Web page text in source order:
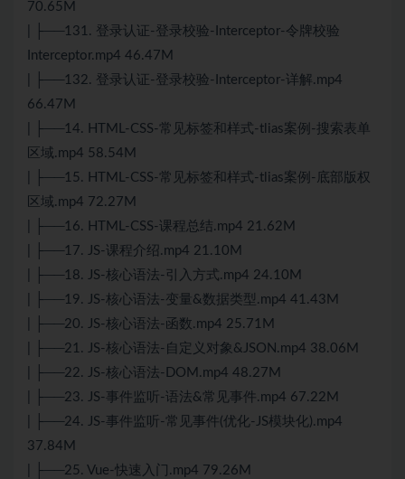
70.65M
| ├──131. 登录认证-登录校验-Interceptor-令牌校验
Interceptor.mp4 46.47M
| ├──132. 登录认证-登录校验-Interceptor-详解.mp4
66.47M
| ├──14. HTML-CSS-常见标签和样式-tlias案例-搜索表单
区域.mp4 58.54M
| ├──15. HTML-CSS-常见标签和样式-tlias案例-底部版权
区域.mp4 72.27M
| ├──16. HTML-CSS-课程总结.mp4 21.62M
| ├──17. JS-课程介绍.mp4 21.10M
| ├──18. JS-核心语法-引入方式.mp4 24.10M
| ├──19. JS-核心语法-变量&数据类型.mp4 41.43M
| ├──20. JS-核心语法-函数.mp4 25.71M
| ├──21. JS-核心语法-自定义对象&JSON.mp4 38.06M
| ├──22. JS-核心语法-DOM.mp4 48.27M
| ├──23. JS-事件监听-语法&常见事件.mp4 67.22M
| ├──24. JS-事件监听-常见事件(优化-JS模块化).mp4
37.84M
| ├──25. Vue-快速入门.mp4 79.26M